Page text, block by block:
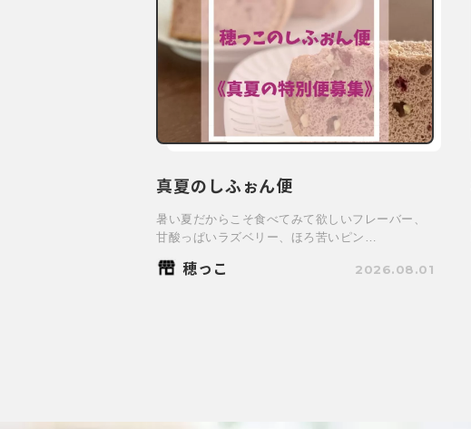
真夏のしふぉん便
暑い夏だからこそ食べてみて欲しいフレーバー、
甘酸っぱいラズベリー、ほろ苦いピン…
穂っこ 2026.08.01